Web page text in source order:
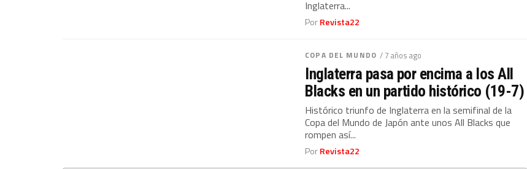
Inglaterra...
PorRevista22
COPA DEL MUNDO / 7 años ago
Inglaterra pasa por encima a los All
Blacks en un partido histórico (19-7)
Histórico triunfo de Inglaterra en la semifinal de la
Copa del Mundo de Japón ante unos All Blacks que
rompen así...
PorRevista22